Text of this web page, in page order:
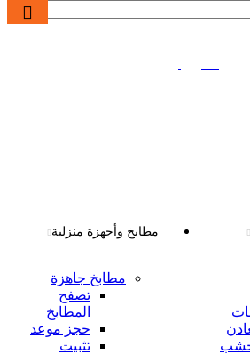
مطابخ وأجهزة منزلية
مطابخ جاهزة
تصفح
المطابخ
حجز موعد
تثبيت